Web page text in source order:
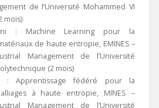
de l’Université Mohammed VI
mois)
: Machine Learning pour la
de haute entropie, EMINES –
Management de l’Université
(2 mois)
: Apprentissage fédéré pour la
à haute entropie, MINES –
Management de l’Université